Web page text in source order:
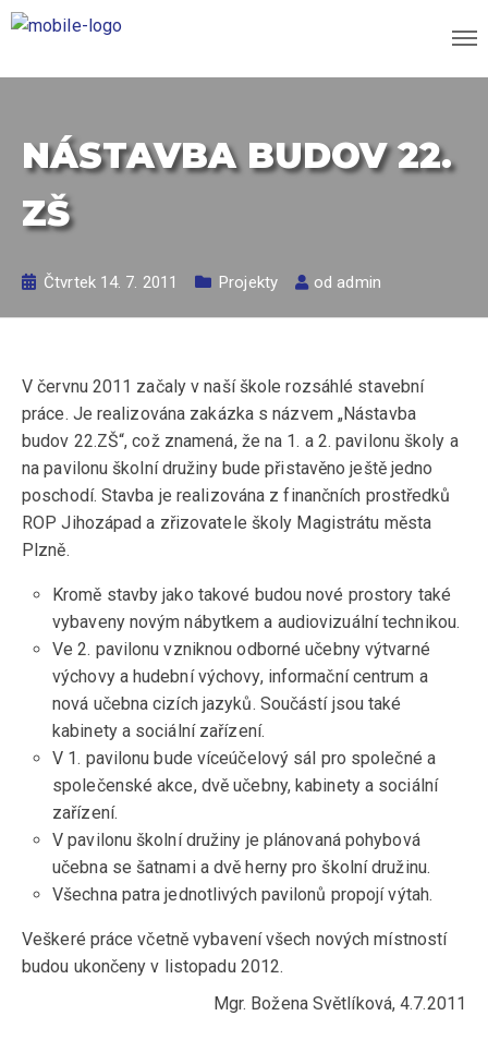
NÁSTAVBA BUDOV 22.
ZŠ
Čtvrtek 14. 7. 2011 Projekty od admin
V červnu 2011 začaly v naší škole rozsáhlé stavební
práce. Je realizována zakázka s názvem „Nástavba
budov 22.ZŠ“, což znamená, že na 1. a 2. pavilonu školy a
na pavilonu školní družiny bude přistavěno ještě jedno
poschodí. Stavba je realizována z finančních prostředků
ROP Jihozápad a zřizovatele školy Magistrátu města
Plzně.
Kromě stavby jako takové budou nové prostory také
vybaveny novým nábytkem a audiovizuální technikou.
Ve 2. pavilonu vzniknou odborné učebny výtvarné
výchovy a hudební výchovy, informační centrum a
nová učebna cizích jazyků. Součástí jsou také
kabinety a sociální zařízení.
V 1. pavilonu bude víceúčelový sál pro společné a
společenské akce, dvě učebny, kabinety a sociální
zařízení.
V pavilonu školní družiny je plánovaná pohybová
učebna se šatnami a dvě herny pro školní družinu.
Všechna patra jednotlivých pavilonů propojí výtah.
Veškeré práce včetně vybavení všech nových místností
budou ukončeny v listopadu 2012.
Mgr. Božena Světlíková, 4.7.2011